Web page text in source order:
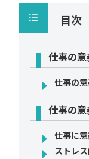
目次
仕事の
仕事の
仕事の
仕事に
ストレ